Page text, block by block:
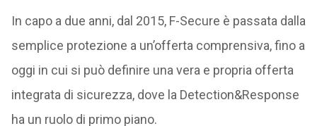
In capo a due anni, dal 2015, F-Secure è passata dalla
semplice protezione a un’offerta comprensiva, fino a
oggi in cui si può definire una vera e propria offerta
integrata di sicurezza, dove la Detection&Response
ha un ruolo di primo piano.